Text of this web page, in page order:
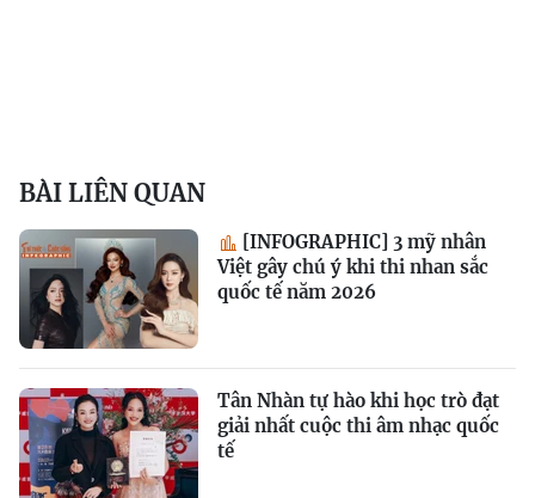
BÀI LIÊN QUAN
[INFOGRAPHIC] 3 mỹ nhân
Việt gây chú ý khi thi nhan sắc
quốc tế năm 2026
Tân Nhàn tự hào khi học trò đạt
giải nhất cuộc thi âm nhạc quốc
tế